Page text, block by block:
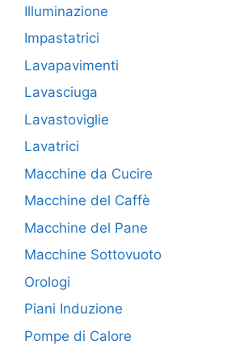
Illuminazione
Impastatrici
Lavapavimenti
Lavasciuga
Lavastoviglie
Lavatrici
Macchine da Cucire
Macchine del Caffè
Macchine del Pane
Macchine Sottovuoto
Orologi
Piani Induzione
Pompe di Calore